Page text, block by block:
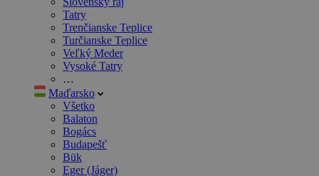
Tatry
Trenčianske Teplice
Turčianske Teplice
Veľký Meder
Vysoké Tatry
…
Maďarsko
Všetko
Balaton
Bogács
Budapešť
Bük
Eger (Jáger)